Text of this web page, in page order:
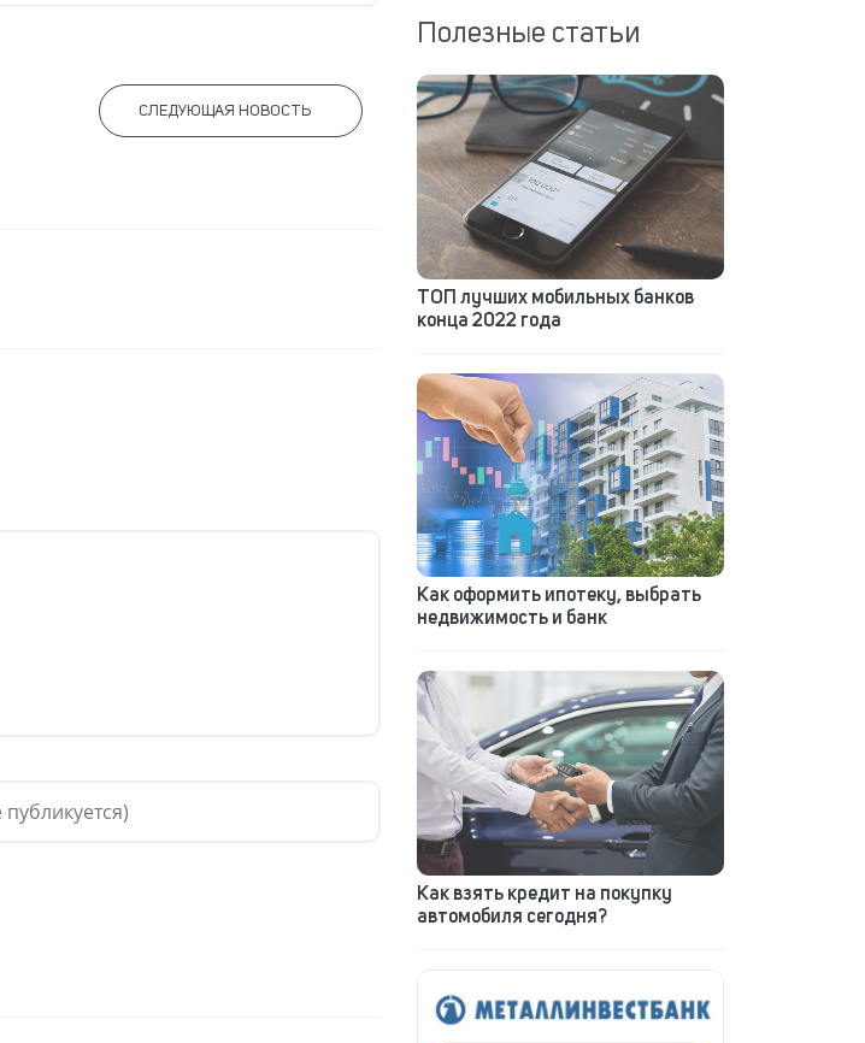
СЛЕДУЮЩАЯ НОВОСТЬ
Полезные статьи
ТОП лучших мобильных банков
конца 2022 года
Как оформить ипотеку, выбрать
недвижимость и банк
Как взять кредит на покупку
автомобиля сегодня?